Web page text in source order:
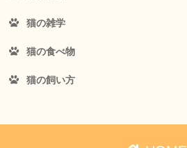
猫の雑学
猫の食べ物
猫の飼い方